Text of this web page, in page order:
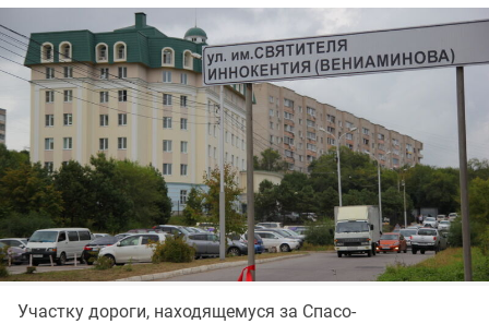
Участку дороги, находящемуся за Спасо-